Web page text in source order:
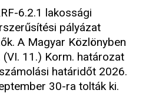
6.2.1 lakossági
pályázat
A Magyar Közlönyben
11.) Korm. határozat
határidőt 2026.
30-ra tolták ki.